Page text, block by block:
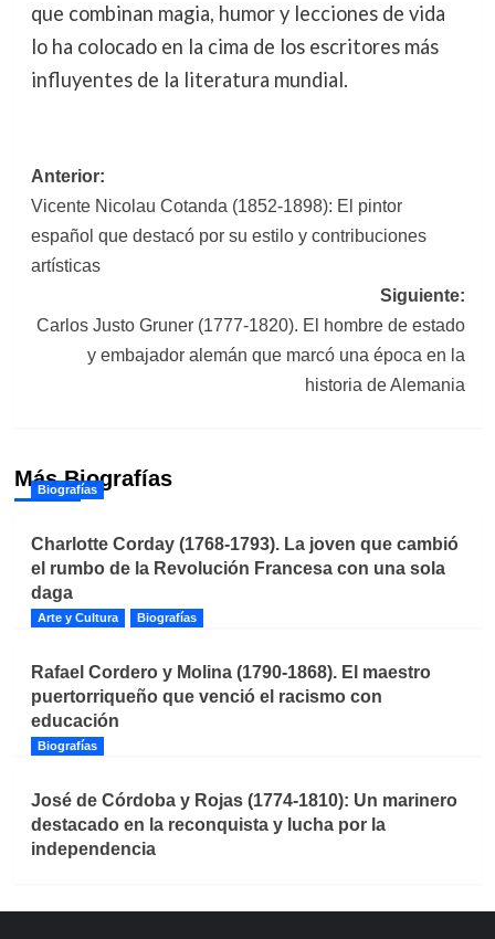
que combinan magia, humor y lecciones de vida
lo ha colocado en la cima de los escritores más
influyentes de la literatura mundial.
Navegación
de
entradas
Anterior:
Vicente Nicolau Cotanda (1852-1898): El pintor
español que destacó por su estilo y contribuciones
artísticas
Siguiente:
Carlos Justo Gruner (1777-1820). El hombre de estado
y embajador alemán que marcó una época en la
historia de Alemania
Más Biografías
Biografías
Charlotte Corday (1768-1793). La joven que cambió
el rumbo de la Revolución Francesa con una sola
daga
Arte y Cultura Biografías
Rafael Cordero y Molina (1790-1868). El maestro
puertorriqueño que venció el racismo con
educación
Biografías
José de Córdoba y Rojas (1774-1810): Un marinero
destacado en la reconquista y lucha por la
independencia